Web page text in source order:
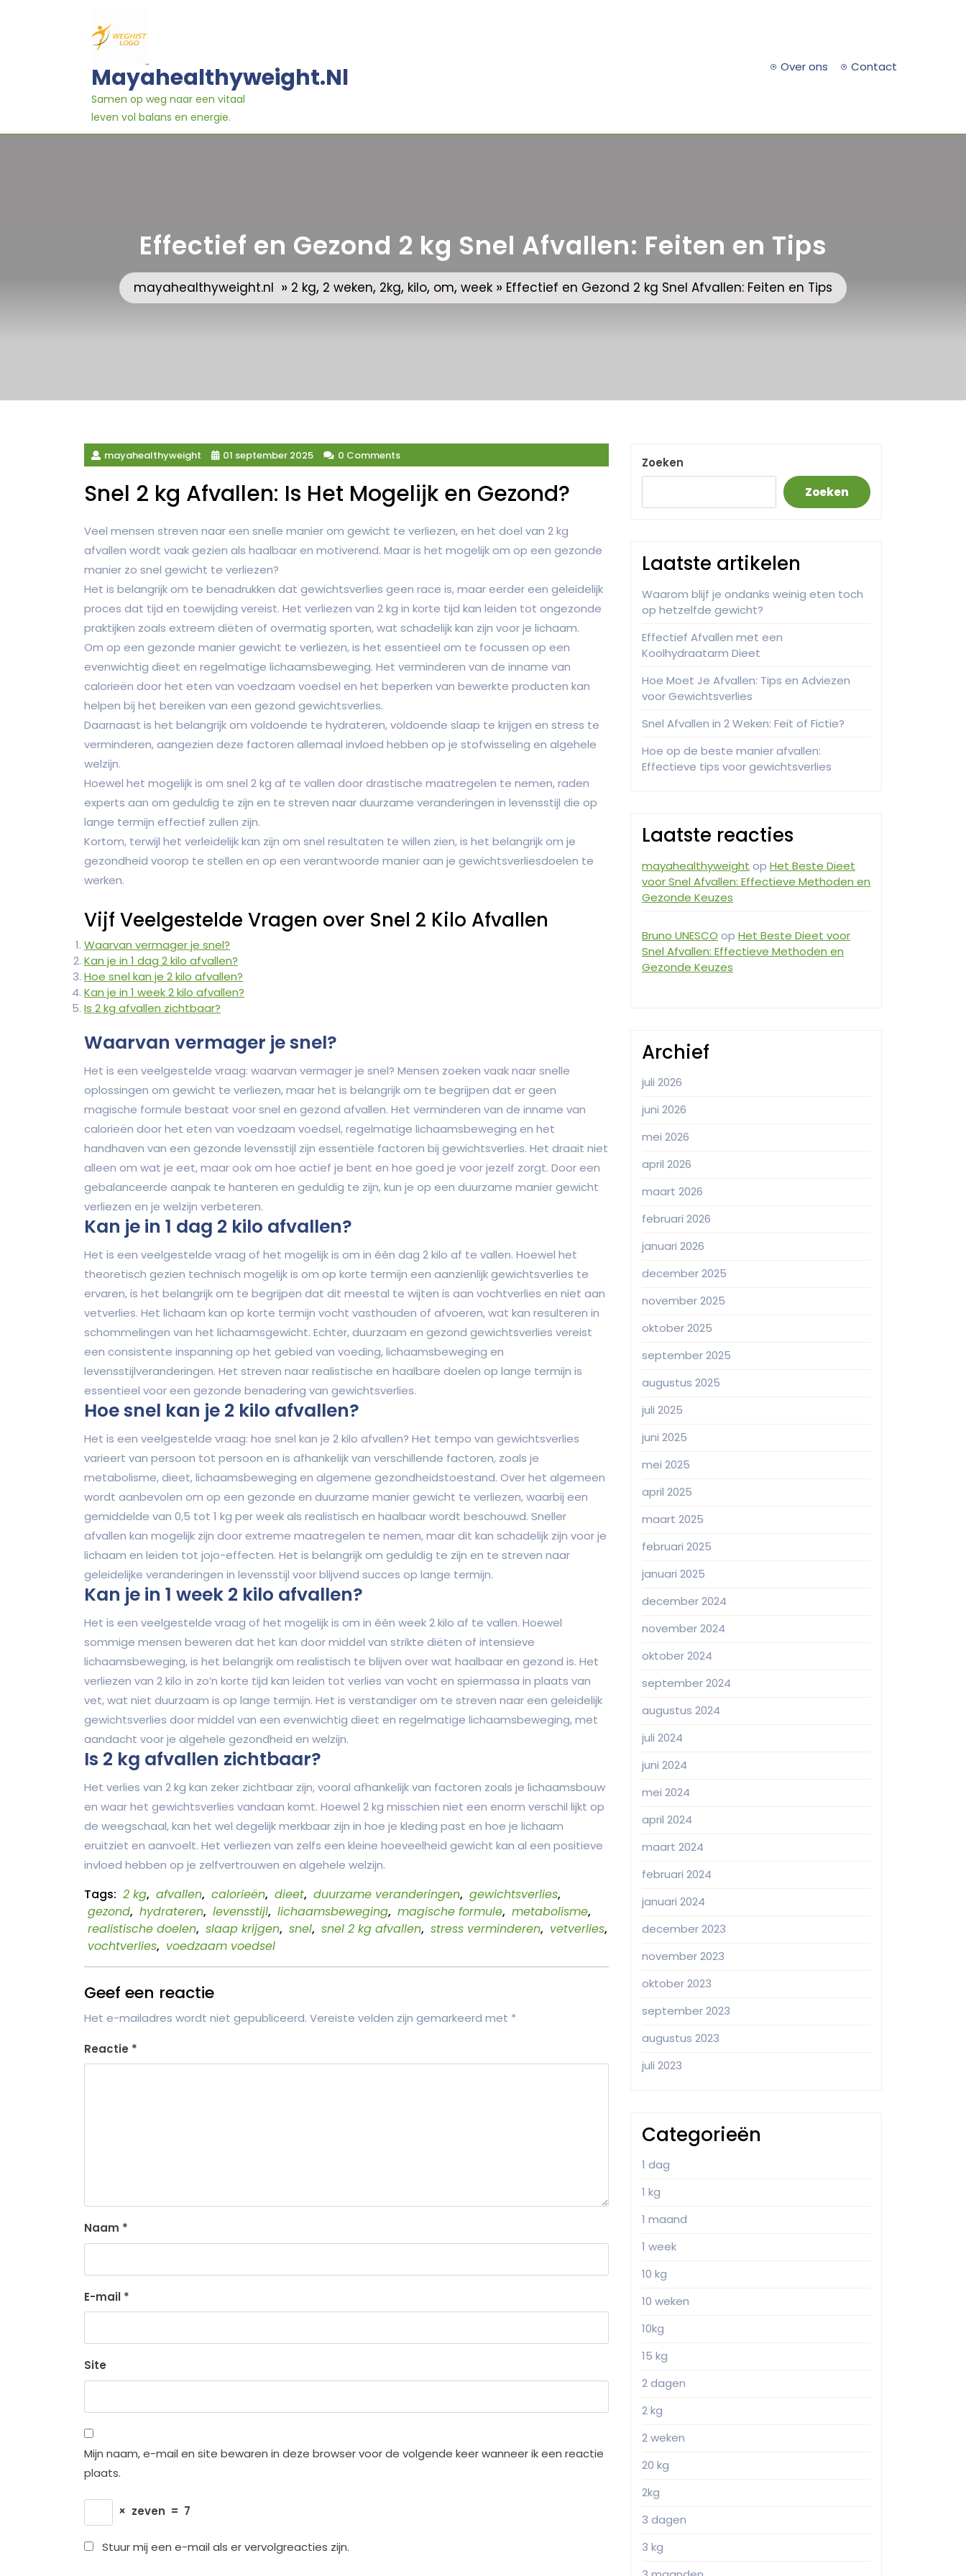
Mayahealthyweight.nl
Samen op weg naar een vitaal
leven vol balans en energie.
Over ons Contact
Effectief en Gezond 2 kg Snel Afvallen: Feiten en Tips
mayahealthyweight.nl » 2 kg, 2 weken, 2kg, kilo, om, week » Effectief en Gezond 2 kg Snel Afvallen: Feiten en Tips
mayahealthyweight 01 september 2025 0 Comments
Snel 2 kg Afvallen: Is Het Mogelijk en Gezond?
Veel mensen streven naar een snelle manier om gewicht te verliezen, en het doel van 2 kg
afvallen wordt vaak gezien als haalbaar en motiverend. Maar is het mogelijk om op een gezonde
manier zo snel gewicht te verliezen?
Het is belangrijk om te benadrukken dat gewichtsverlies geen race is, maar eerder een geleidelijk
proces dat tijd en toewijding vereist. Het verliezen van 2 kg in korte tijd kan leiden tot ongezonde
praktijken zoals extreem diëten of overmatig sporten, wat schadelijk kan zijn voor je lichaam.
Om op een gezonde manier gewicht te verliezen, is het essentieel om te focussen op een
evenwichtig dieet en regelmatige lichaamsbeweging. Het verminderen van de inname van
calorieën door het eten van voedzaam voedsel en het beperken van bewerkte producten kan
helpen bij het bereiken van een gezond gewichtsverlies.
Daarnaast is het belangrijk om voldoende te hydrateren, voldoende slaap te krijgen en stress te
verminderen, aangezien deze factoren allemaal invloed hebben op je stofwisseling en algehele
welzijn.
Hoewel het mogelijk is om snel 2 kg af te vallen door drastische maatregelen te nemen, raden
experts aan om geduldig te zijn en te streven naar duurzame veranderingen in levensstijl die op
lange termijn effectief zullen zijn.
Kortom, terwijl het verleidelijk kan zijn om snel resultaten te willen zien, is het belangrijk om je
gezondheid voorop te stellen en op een verantwoorde manier aan je gewichtsverliesdoelen te
werken.
Vijf Veelgestelde Vragen over Snel 2 Kilo Afvallen
Waarvan vermager je snel?
Kan je in 1 dag 2 kilo afvallen?
Hoe snel kan je 2 kilo afvallen?
Kan je in 1 week 2 kilo afvallen?
Is 2 kg afvallen zichtbaar?
Waarvan vermager je snel?
Het is een veelgestelde vraag: waarvan vermager je snel? Mensen zoeken vaak naar snelle
oplossingen om gewicht te verliezen, maar het is belangrijk om te begrijpen dat er geen
magische formule bestaat voor snel en gezond afvallen. Het verminderen van de inname van
calorieën door het eten van voedzaam voedsel, regelmatige lichaamsbeweging en het
handhaven van een gezonde levensstijl zijn essentiële factoren bij gewichtsverlies. Het draait niet
alleen om wat je eet, maar ook om hoe actief je bent en hoe goed je voor jezelf zorgt. Door een
gebalanceerde aanpak te hanteren en geduldig te zijn, kun je op een duurzame manier gewicht
verliezen en je welzijn verbeteren.
Kan je in 1 dag 2 kilo afvallen?
Het is een veelgestelde vraag of het mogelijk is om in één dag 2 kilo af te vallen. Hoewel het
theoretisch gezien technisch mogelijk is om op korte termijn een aanzienlijk gewichtsverlies te
ervaren, is het belangrijk om te begrijpen dat dit meestal te wijten is aan vochtverlies en niet aan
vetverlies. Het lichaam kan op korte termijn vocht vasthouden of afvoeren, wat kan resulteren in
schommelingen van het lichaamsgewicht. Echter, duurzaam en gezond gewichtsverlies vereist
een consistente inspanning op het gebied van voeding, lichaamsbeweging en
levensstijlveranderingen. Het streven naar realistische en haalbare doelen op lange termijn is
essentieel voor een gezonde benadering van gewichtsverlies.
Hoe snel kan je 2 kilo afvallen?
Het is een veelgestelde vraag: hoe snel kan je 2 kilo afvallen? Het tempo van gewichtsverlies
varieert van persoon tot persoon en is afhankelijk van verschillende factoren, zoals je
metabolisme, dieet, lichaamsbeweging en algemene gezondheidstoestand. Over het algemeen
wordt aanbevolen om op een gezonde en duurzame manier gewicht te verliezen, waarbij een
gemiddelde van 0,5 tot 1 kg per week als realistisch en haalbaar wordt beschouwd. Sneller
afvallen kan mogelijk zijn door extreme maatregelen te nemen, maar dit kan schadelijk zijn voor je
lichaam en leiden tot jojo-effecten. Het is belangrijk om geduldig te zijn en te streven naar
geleidelijke veranderingen in levensstijl voor blijvend succes op lange termijn.
Kan je in 1 week 2 kilo afvallen?
Het is een veelgestelde vraag of het mogelijk is om in één week 2 kilo af te vallen. Hoewel
sommige mensen beweren dat het kan door middel van strikte diëten of intensieve
lichaamsbeweging, is het belangrijk om realistisch te blijven over wat haalbaar en gezond is. Het
verliezen van 2 kilo in zo’n korte tijd kan leiden tot verlies van vocht en spiermassa in plaats van
vet, wat niet duurzaam is op lange termijn. Het is verstandiger om te streven naar een geleidelijk
gewichtsverlies door middel van een evenwichtig dieet en regelmatige lichaamsbeweging, met
aandacht voor je algehele gezondheid en welzijn.
Is 2 kg afvallen zichtbaar?
Het verlies van 2 kg kan zeker zichtbaar zijn, vooral afhankelijk van factoren zoals je lichaamsbouw
en waar het gewichtsverlies vandaan komt. Hoewel 2 kg misschien niet een enorm verschil lijkt op
de weegschaal, kan het wel degelijk merkbaar zijn in hoe je kleding past en hoe je lichaam
eruitziet en aanvoelt. Het verliezen van zelfs een kleine hoeveelheid gewicht kan al een positieve
invloed hebben op je zelfvertrouwen en algehele welzijn.
Tags: 2 kg, afvallen, calorieën, dieet, duurzame veranderingen, gewichtsverlies,
gezond, hydrateren, levensstijl, lichaamsbeweging, magische formule, metabolisme,
realistische doelen, slaap krijgen, snel, snel 2 kg afvallen, stress verminderen, vetverlies,
vochtverlies, voedzaam voedsel
Geef een reactie
Het e-mailadres wordt niet gepubliceerd. Vereiste velden zijn gemarkeerd met *
Reactie *
Naam *
E-mail *
Site
Mijn naam, e-mail en site bewaren in deze browser voor de volgende keer wanneer ik een reactie
plaats.
× zeven = 7
Stuur mij een e-mail als er vervolgreacties zijn.
Zoeken
Zoeken
Laatste artikelen
Waarom blijf je ondanks weinig eten toch
op hetzelfde gewicht?
Effectief Afvallen met een
Koolhydraatarm Dieet
Hoe Moet Je Afvallen: Tips en Adviezen
voor Gewichtsverlies
Snel Afvallen in 2 Weken: Feit of Fictie?
Hoe op de beste manier afvallen:
Effectieve tips voor gewichtsverlies
Laatste reacties
mayahealthyweight op Het Beste Dieet
voor Snel Afvallen: Effectieve Methoden en
Gezonde Keuzes
Bruno UNESCO op Het Beste Dieet voor
Snel Afvallen: Effectieve Methoden en
Gezonde Keuzes
Archief
juli 2026
juni 2026
mei 2026
april 2026
maart 2026
februari 2026
januari 2026
december 2025
november 2025
oktober 2025
september 2025
augustus 2025
juli 2025
juni 2025
mei 2025
april 2025
maart 2025
februari 2025
januari 2025
december 2024
november 2024
oktober 2024
september 2024
augustus 2024
juli 2024
juni 2024
mei 2024
april 2024
maart 2024
februari 2024
januari 2024
december 2023
november 2023
oktober 2023
september 2023
augustus 2023
juli 2023
Categorieën
1 dag
1 kg
1 maand
1 week
10 kg
10 weken
10kg
15 kg
2 dagen
2 kg
2 weken
20 kg
2kg
3 dagen
3 kg